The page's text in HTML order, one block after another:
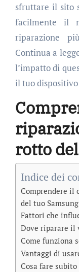
sfruttare il sito
facilmente il
riparazione
Continua a
l’impatto di
il tuo
rotto
Indice dei
Comprendere il
del tuo Samsung
Fattori che
Dove riparare il
Come funziona
Vantaggi di
Cosa fare